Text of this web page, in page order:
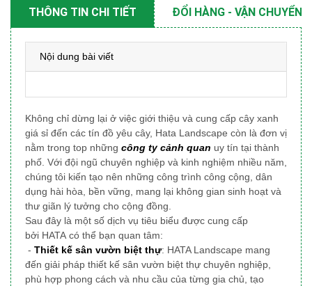
THÔNG TIN CHI TIẾT ĐỔI HÀNG - VẬN CHUYỂN
Nội dung bài viết
Không chỉ dừng lại ở việc giới thiệu và cung cấp cây xanh
giá sỉ đến các tín đồ yêu cây, Hata Landscape còn là đơn vị
nằm trong top những công ty cảnh quan uy tín tại thành
phố. Với đội ngũ chuyên nghiệp và kinh nghiệm nhiều năm,
chúng tôi kiến tạo nên những công trình công cộng, dân
dụng hài hòa, bền vững, mang lại không gian sinh hoạt và
thư giãn lý tưởng cho cộng đồng.
Sau đây là một số dịch vụ tiêu biểu được cung cấp
bởi HATA có thể bạn quan tâm:
- Thiết kế sân vườn biệt thự: HATA Landscape mang
đến giải pháp thiết kế sân vườn biệt thự chuyên nghiệp,
phù hợp phong cách và nhu cầu của từng gia chủ, tạo